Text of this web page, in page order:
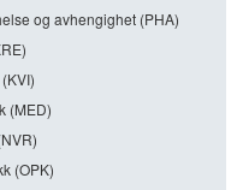
og avhengighet (PHA)
(MED)
(OPK)